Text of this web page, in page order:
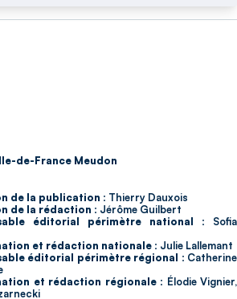
de-France Meudon
de la publication : Thierry Dauxois
de la rédaction : Jérôme Guilbert
éditorial périmètre national : Sofia
et rédaction nationale : Julie Lallemant
éditorial périmètre régional : Catherine
et rédaction régionale : Élodie Vignier,